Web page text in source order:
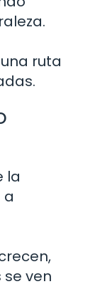
ruta
la
a
ven